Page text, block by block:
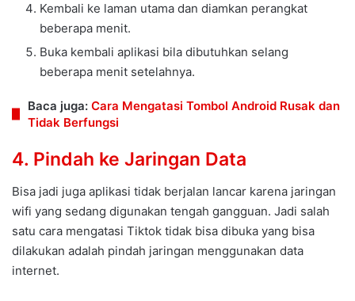
Kembali ke laman utama dan diamkan perangkat
beberapa menit.
Buka kembali aplikasi bila dibutuhkan selang
beberapa menit setelahnya.
Baca juga: Cara Mengatasi Tombol Android Rusak dan
Tidak Berfungsi
4. Pindah ke Jaringan Data
Bisa jadi juga aplikasi tidak berjalan lancar karena jaringan
wifi yang sedang digunakan tengah gangguan. Jadi salah
satu cara mengatasi Tiktok tidak bisa dibuka yang bisa
dilakukan adalah pindah jaringan menggunakan data
internet.